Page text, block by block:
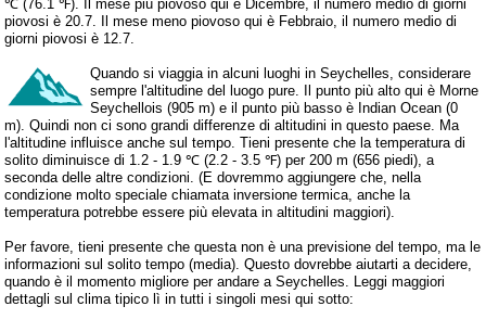
℃ (76.1 ℉). Il mese più piovoso qui è Dicembre, il numero medio di giorni
piovosi è 20.7. Il mese meno piovoso qui è Febbraio, il numero medio di
giorni piovosi è 12.7.
Quando si viaggia in alcuni luoghi in Seychelles, considerare
sempre l'altitudine del luogo pure. Il punto più alto qui è Morne
Seychellois (905 m) e il punto più basso è Indian Ocean (0
m). Quindi non ci sono grandi differenze di altitudini in questo paese. Ma
l'altitudine influisce anche sul tempo. Tieni presente che la temperatura di
solito diminuisce di 1.2 - 1.9 ℃ (2.2 - 3.5 ℉) per 200 m (656 piedi), a
seconda delle altre condizioni. (E dovremmo aggiungere che, nella
condizione molto speciale chiamata inversione termica, anche la
temperatura potrebbe essere più elevata in altitudini maggiori).
Per favore, tieni presente che questa non è una previsione del tempo, ma le
informazioni sul solito tempo (media). Questo dovrebbe aiutarti a decidere,
quando è il momento migliore per andare a Seychelles. Leggi maggiori
dettagli sul clima tipico lì in tutti i singoli mesi qui sotto: